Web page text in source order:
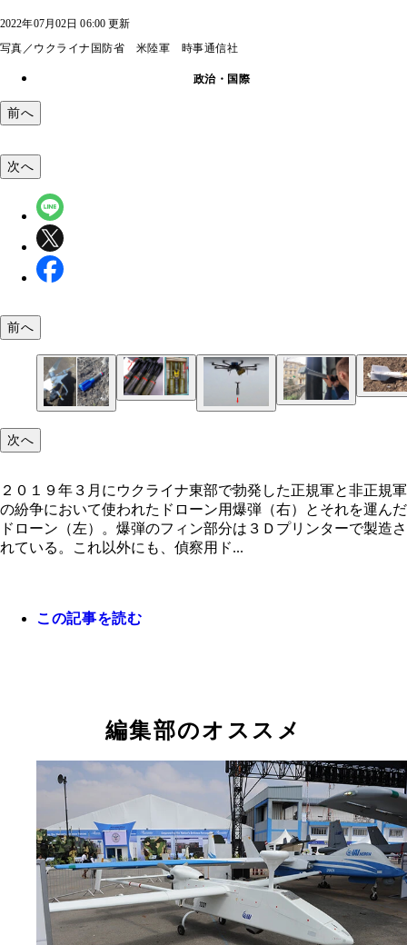
2022年07月02日 06:00 更新
写真／ウクライナ国防省 米陸軍 時事通信社
政治・国際
前へ
それを運んだドローン（左）。爆弾のフィン部分
プリンターで製造されている。これ以外にも、偵
ローンの製造や修理にも３Ｄプリンターが大活用
いる。（写真のドローンは３Ｄプリンターで作ら
対装甲手榴弾ＲＫＧ－３のＢに、３Ｄプリンター
たフィンＡを装着すると対装甲手榴弾ＲＫＧ－１
ないという。３００ｍ上空を飛ぶドローンは地上
目でとらえることも、音で察知することも不可能
可能だ
ロシア軍も３Ｄプリンターで軽量型弾頭を製造し
ターでウクライナのためにコンクリートの防護壁
た。このプリンターは寄贈され、戦争終結後には
どの建設に使われる予定だ
予想図。最大で長さ約９ｍ、幅約６ｍ、高さ約４
属製品が印刷可能。軍用車両の軽量化、製造の低
化を図っている
次へ
前へ
次へ
２０１９年３月にウクライナ東部で勃発した正規軍と非正規軍
の紛争において使われたドローン用爆弾（右）とそれを運んだ
ドローン（左）。爆弾のフィン部分は３Ｄプリンターで製造さ
れている。これ以外にも、偵察用ド...
この記事を読む
編集部のオススメ